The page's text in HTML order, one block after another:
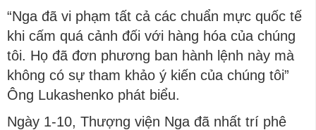
“Nga đã vi phạm tất cả các chuẩn mực quốc tế
khi cấm quá cảnh đối với hàng hóa của chúng
tôi. Họ đã đơn phương ban hành lệnh này mà
không có sự tham khảo ý kiến của chúng tôi”
Ông Lukashenko phát biểu.
Ngày 1-10, Thượng viện Nga đã nhất trí phê